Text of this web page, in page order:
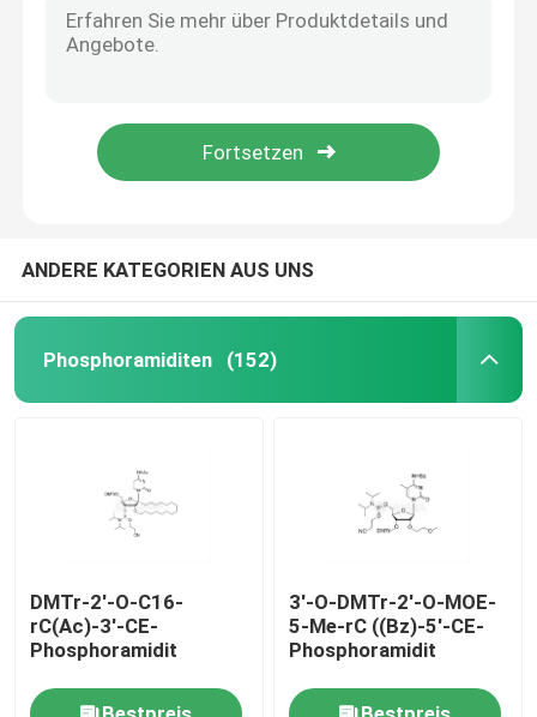
Produkte
Videos
ANDERE KATEGORIEN AUS UNS
Phosphoramiditen (152)
DMTr-2'-O-C16-
rC(Ac)-3'-CE-
Phosphoramidit
3'-O-DMTr-2'-O-MOE-
5-Me-rC ((Bz)-5'-CE-
Phosphoramidit